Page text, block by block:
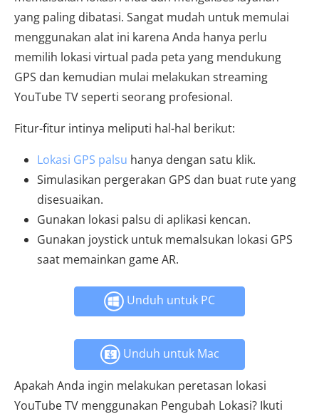
yang paling dibatasi. Sangat mudah untuk memulai
menggunakan alat ini karena Anda hanya perlu
memilih lokasi virtual pada peta yang mendukung
GPS dan kemudian mulai melakukan streaming
YouTube TV seperti seorang profesional.
Fitur-fitur intinya meliputi hal-hal berikut:
Lokasi GPS palsu hanya dengan satu klik.
Simulasikan pergerakan GPS dan buat rute yang
disesuaikan.
Gunakan lokasi palsu di aplikasi kencan.
Gunakan joystick untuk memalsukan lokasi GPS
saat memainkan game AR.
Unduh untuk PC
Unduh untuk Mac
Apakah Anda ingin melakukan peretasan lokasi
YouTube TV menggunakan Pengubah Lokasi? Ikuti